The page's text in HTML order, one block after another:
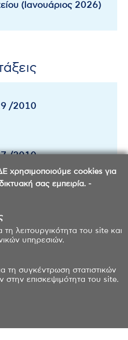
χρησιμοποιούμε cookies για
σας εμπειρία. -
τη λειτουργικότητα του site και
υπηρεσιών.
τη συγκέντρωση στατιστικών
στην επισκεψιμότητα του site.
(Ιανουάριος 2026)
/2010
/2010